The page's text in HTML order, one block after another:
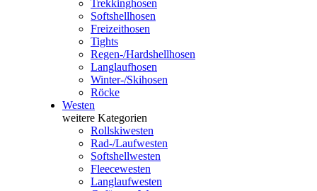
Trekkinghosen
Softshellhosen
Freizeithosen
Tights
Regen-/Hardshellhosen
Langlaufhosen
Winter-/Skihosen
Röcke
Westen
weitere Kategorien
Rollskiwesten
Rad-/Laufwesten
Softshellwesten
Fleecewesten
Langlaufwesten